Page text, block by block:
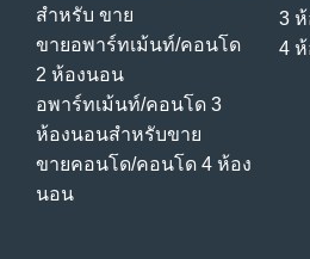
สําหรับ ขาย
ขายอพาร์ทเม้นท์/คอนโด
2 ห้องนอน
อพาร์ทเม้นท์/คอนโด 3
ห้องนอนสําหรับขาย
ขายคอนโด/คอนโด 4 ห้อง
นอน
3
4